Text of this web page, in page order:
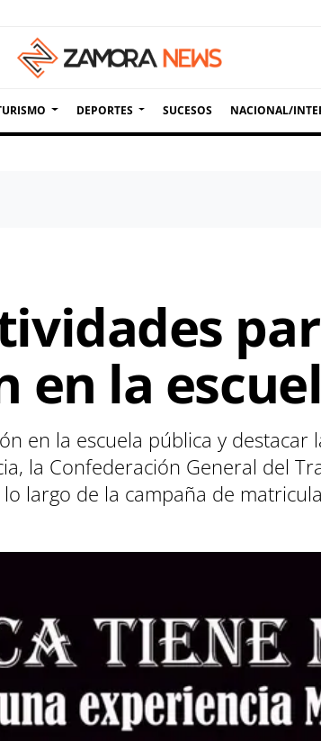
DEPORTES SUCESOS NACIONAL/
en la
en la escuela pública y destacar
la Confederación General del
largo de la campaña de